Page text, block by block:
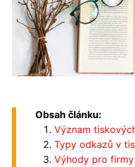
Obsah článku:
Význam
Typy odkazů v
Výhody pro firmy